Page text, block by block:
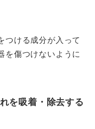
つける成分が入って
を傷つけないように
を吸着・除去する